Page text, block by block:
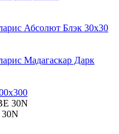
Абсолют Блэк 30х30
Мадагаскар Дарк